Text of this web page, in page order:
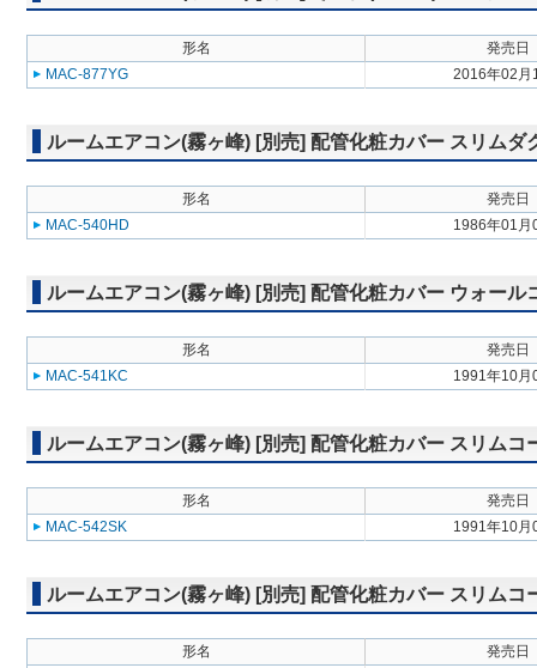
形名
発売日
MAC-877YG
2016年02月
ルームエアコン(霧ヶ峰) [別売] 配管化粧カバー スリムダ
形名
発売日
MAC-540HD
1986年01月
ルームエアコン(霧ヶ峰) [別売] 配管化粧カバー ウォール
形名
発売日
MAC-541KC
1991年10月
ルームエアコン(霧ヶ峰) [別売] 配管化粧カバー スリムコ
形名
発売日
MAC-542SK
1991年10月
ルームエアコン(霧ヶ峰) [別売] 配管化粧カバー スリムコ
形名
発売日